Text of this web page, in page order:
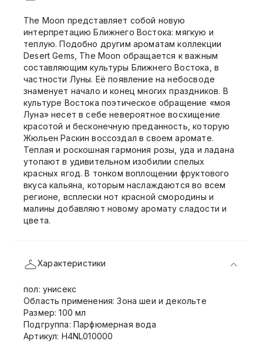
The Moon представляет собой новую
интерпретацию Ближнего Востока: мягкую и
теплую. Подобно другим ароматам коллекции
Desert Gems, The Moon обращается к важным
составляющим культуры Ближнего Востока, в
частности Луны. Её появление на небосводе
знаменует начало и конец многих праздников. В
культуре Востока поэтическое обращение «моя
Луна» несет в себе невероятное восхищение
красотой и бесконечную преданность, которую
Жюльен Раскин воссоздал в своем аромате.
Теплая и роскошная гармония розы, уда и ладана
утопают в удивительном изобилии спелых
красных ягод. В тонком воплощении фруктового
вкуса кальяна, которым наслаждаются во всем
регионе, всплески нот красной смородины и
малины добавляют новому аромату сладости и
цвета.
Характеристики
пол: унисекс
Область применения: Зона шеи и декольте
Размер: 100 мл
Подгруппа: Парфюмерная вода
Артикул: H4NL010000